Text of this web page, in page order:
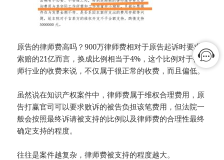
原告的律师费高吗？900万律师费相对于原告起诉时要求
索赔的21亿而言，换成比例相当于4%，这个比例对于律
师行业的收费来说，不仅属于很正常的收费，而且偏低。
虽然说在知识产权案件中，律师费属于维权合理费用，原
告打赢官司可以要求败诉的被告负担该笔费用，但法院一
般会按照最终诉请被支持的比例以及律师费的合理性最终
确定支持的程度。
往往是案件越复杂，律师费被支持的程度越大。